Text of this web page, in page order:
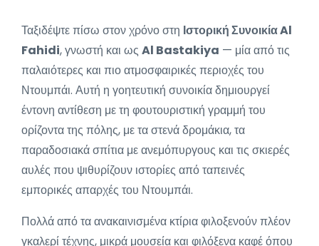
Ταξιδέψτε πίσω στον χρόνο στη Ιστορική Συνοικία Al
Fahidi, γνωστή και ως Al Bastakiya — μία από τις
παλαιότερες και πιο ατμοσφαιρικές περιοχές του
Ντουμπάι. Αυτή η γοητευτική συνοικία δημιουργεί
έντονη αντίθεση με τη φουτουριστική γραμμή του
ορίζοντα της πόλης, με τα στενά δρομάκια, τα
παραδοσιακά σπίτια με ανεμόπυργους και τις σκιερές
αυλές που ψιθυρίζουν ιστορίες από ταπεινές
εμπορικές απαρχές του Ντουμπάι.
Πολλά από τα ανακαινισμένα κτίρια φιλοξενούν πλέον
γκαλερί τέχνης, μικρά μουσεία και φιλόξενα καφέ όπου